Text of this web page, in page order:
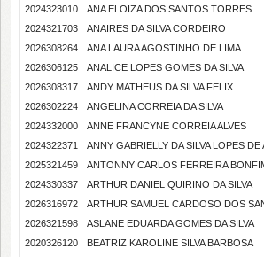
2024323010
ANA ELOIZA DOS SANTOS TORRES
2024321703
ANAIRES DA SILVA CORDEIRO
2026308264
ANA LAURA AGOSTINHO DE LIMA
2026306125
ANALICE LOPES GOMES DA SILVA
2026308317
ANDY MATHEUS DA SILVA FELIX
2026302224
ANGELINA CORREIA DA SILVA
2024332000
ANNE FRANCYNE CORREIA ALVES
2024322371
ANNY GABRIELLY DA SILVA LOPES DE
2025321459
ANTONNY CARLOS FERREIRA
2024330337
ARTHUR DANIEL QUIRINO DA SILVA
2026316972
ARTHUR SAMUEL CARDOSO DOS
2026321598
ASLANE EDUARDA GOMES DA SILVA
2020326120
BEATRIZ KAROLINE SILVA BARBOSA